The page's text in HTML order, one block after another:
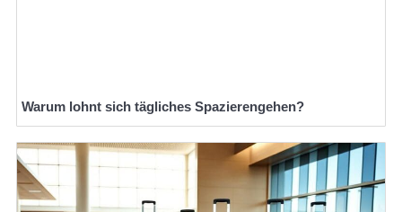
Warum lohnt sich tägliches Spazierengehen?